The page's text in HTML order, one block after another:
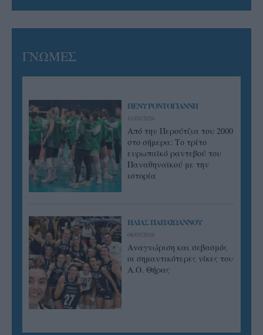
ΓΝΩΜΕΣ
ΠΕΝΥ ΡΟΝΤΟΓΙΑΝΝΗ
11/03/2026
Από την Περούτζια του 2000
στο σήμερα: Tο τρίτο
ευρωπαϊκό ραντεβού του
Παναθηναϊκού με την
ιστορία
ΗΛΙΑΣ ΠΑΠΑΪΩΑΝΝΟΥ
08/03/2026
Αναγνώριση και σεβασμός
οι σημαντικότερες νίκες του
Α.Ο. Θήρας